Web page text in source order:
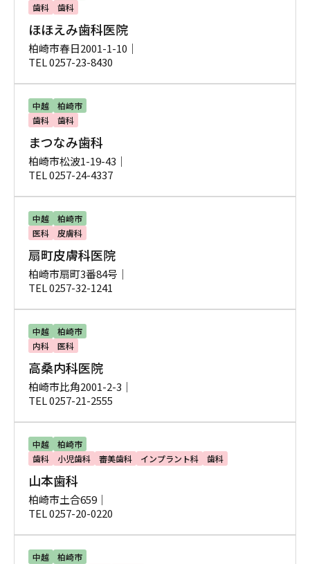
歯科
歯科
ほほえみ歯科医院
柏崎市春日2001-1-10｜
TEL 0257-23-8430
中越
柏崎市
歯科
歯科
まつなみ歯科
柏崎市松波1-19-43｜
TEL 0257-24-4337
中越
柏崎市
医科
皮膚科
扇町皮膚科医院
柏崎市扇町3番84号｜
TEL 0257-32-1241
中越
柏崎市
内科
医科
高桑内科医院
柏崎市比角2001-2-3｜
TEL 0257-21-2555
中越
柏崎市
歯科
小児歯科 審美歯科 インプラント科 歯科
山本歯科
柏崎市土合659｜
TEL 0257-20-0220
中越
柏崎市